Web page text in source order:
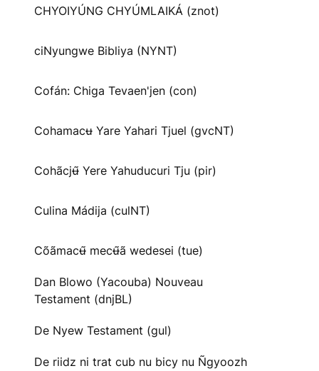
CHYOIYÚNG CHYÚMLAIKÁ (znot)
ciNyungwe Bibliya (NYNT)
Cofán: Chiga Tevaen'jen (con)
Cohamacʉ Yare Yahari Tjuel (gvcNT)
Cohãcjʉ̃ Yere Yahuducuri Tju (pir)
Culina Mádija (culNT)
Cõãmacʉ̃ mecʉ̃ã wedesei (tue)
Dan Blowo (Yacouba) Nouveau
Testament (dnjBL)
De Nyew Testament (gul)
De riidz ni trat cub nu bicy nu Ñgyoozh